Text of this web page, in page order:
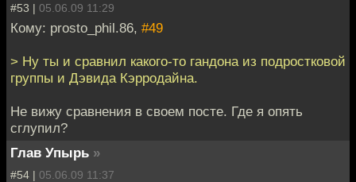
#53 | 05.06.09 11:29
Кому: prosto_phil.86, #49
> Ну ты и сравнил какого-то гандона из подростковой
группы и Дэвида Кэрродайна.
Не вижу сравнения в своем посте. Где я опять
сглупил?
Глав Упырь »
#54 | 05.06.09 11:37